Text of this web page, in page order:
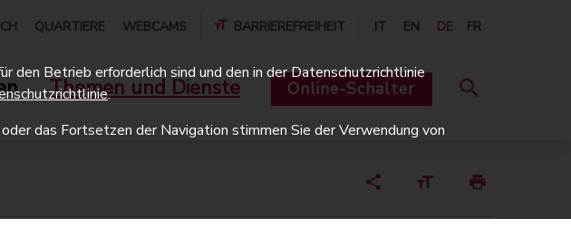
QUARTIERE WEBCAMS BARRIEREFREIHEIT IT EN DE FR
Themen und Dienste Online-Schalter
Betrieb erforderlich sind und den in der Datenschutzrichtlinie
.
das Fortsetzen der Navigation stimmen Sie der Verwendung von